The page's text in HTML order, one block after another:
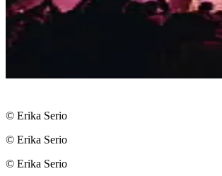
© Erika Serio
© Erika Serio
© Erika Serio